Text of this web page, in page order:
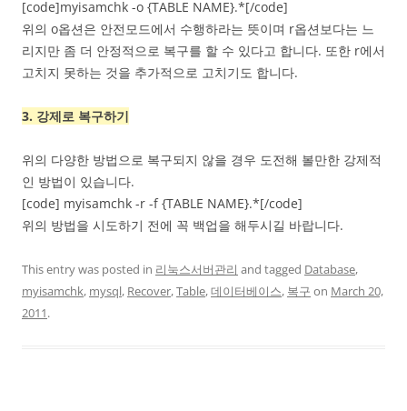
[code]myisamchk -o {TABLE NAME}.*[/code]
위의 o옵션은 안전모드에서 수행하라는 뜻이며 r옵션보다는 느
리지만 좀 더 안정적으로 복구를 할 수 있다고 합니다. 또한 r에서
고치지 못하는 것을 추가적으로 고치기도 합니다.
3. 강제로 복구하기
위의 다양한 방법으로 복구되지 않을 경우 도전해 볼만한 강제적
인 방법이 있습니다.
[code] myisamchk -r -f {TABLE NAME}.*[/code]
위의 방법을 시도하기 전에 꼭 백업을 해두시길 바랍니다.
This entry was posted in 리눅스서버관리 and tagged Database,
myisamchk, mysql, Recover,Table,데이터베이스, 복구 on March 20,
2011.